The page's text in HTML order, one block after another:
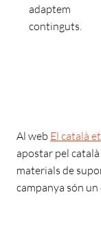
adaptem
continguts.
Al web El català
apostar pel
materials de
campanya són